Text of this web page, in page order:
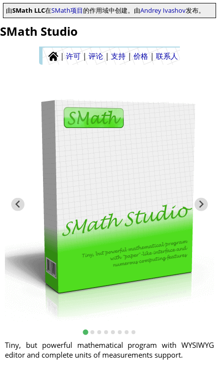
由SMath LLC在SMath项目的作用域中创建。由Andrey Ivashov发布。
SMath Studio
| 许可 | 评论 | 支持 | 价格 | 联系人
Tiny, but powerful mathematical program with WYSIWYG
editor and complete units of measurements support.